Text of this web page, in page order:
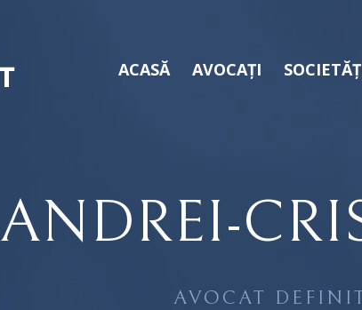
ACASĂ AVOCAȚI
ANDREI-
AVOCAT